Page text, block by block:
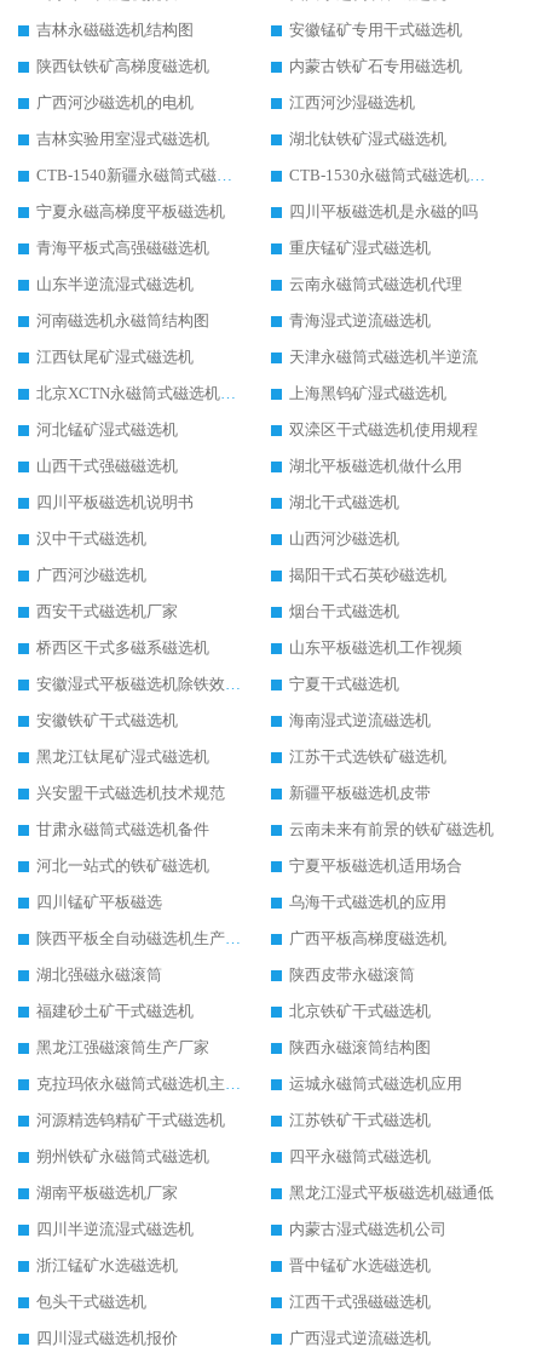
吉林永磁磁选机结构图
安徽锰矿专用干式磁选机
陕西钛铁矿高梯度磁选机
内蒙古铁矿石专用磁选机
广西河沙磁选机的电机
江西河沙湿磁选机
吉林实验用室湿式磁选机
湖北钛铁矿湿式磁选机
CTB-1540新疆永磁筒式磁选机
CTB-1530永磁筒式磁选机代理商
宁夏永磁高梯度平板磁选机
四川平板磁选机是永磁的吗
青海平板式高强磁磁选机
重庆锰矿湿式磁选机
山东半逆流湿式磁选机
云南永磁筒式磁选机代理
河南磁选机永磁筒结构图
青海湿式逆流磁选机
江西钛尾矿湿式磁选机
天津永磁筒式磁选机半逆流
北京XCTN永磁筒式磁选机磁块位置
上海黑钨矿湿式磁选机
河北锰矿湿式磁选机
双滦区干式磁选机使用规程
山西干式强磁磁选机
湖北平板磁选机做什么用
四川平板磁选机说明书
湖北干式磁选机
汉中干式磁选机
山西河沙磁选机
广西河沙磁选机
揭阳干式石英砂磁选机
西安干式磁选机厂家
烟台干式磁选机
桥西区干式多磁系磁选机
山东平板磁选机工作视频
安徽湿式平板磁选机除铁效果怎么样
宁夏干式磁选机
安徽铁矿干式磁选机
海南湿式逆流磁选机
黑龙江钛尾矿湿式磁选机
江苏干式选铁矿磁选机
兴安盟干式磁选机技术规范
新疆平板磁选机皮带
甘肃永磁筒式磁选机备件
云南未来有前景的铁矿磁选机
河北一站式的铁矿磁选机
宁夏平板磁选机适用场合
四川锰矿平板磁选
乌海干式磁选机的应用
陕西平板全自动磁选机生产厂家
广西平板高梯度磁选机
湖北强磁永磁滚筒
陕西皮带永磁滚筒
福建砂土矿干式磁选机
北京铁矿干式磁选机
黑龙江强磁滚筒生产厂家
陕西永磁滚筒结构图
克拉玛依永磁筒式磁选机主要技术参数
运城永磁筒式磁选机应用
河源精选钨精矿干式磁选机
江苏铁矿干式磁选机
朔州铁矿永磁筒式磁选机
四平永磁筒式磁选机
湖南平板磁选机厂家
黑龙江湿式平板磁选机磁通低
四川半逆流湿式磁选机
内蒙古湿式磁选机公司
浙江锰矿水选磁选机
晋中锰矿水选磁选机
包头干式磁选机
江西干式强磁磁选机
四川湿式磁选机报价
广西湿式逆流磁选机